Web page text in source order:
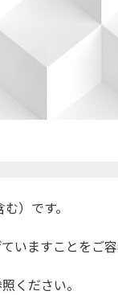
む）です。
いますことをご
ください。